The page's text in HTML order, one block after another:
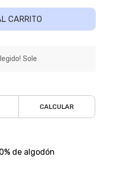
CARRITO
Sole
CALCULAR
de algodón